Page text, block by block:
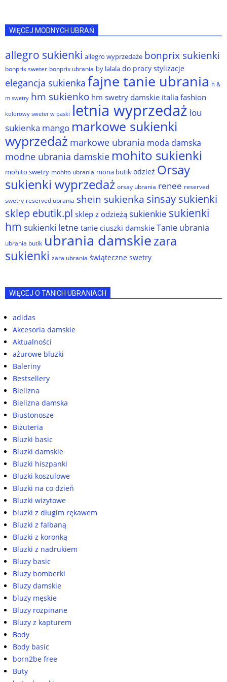
WIĘCEJ MODNYCH UBRAŃ
allegro sukienki allegro wyprzedaże bonprix sukienki
bonprix sweter bonprix ubrania by lalala do pracy stylizacje
elegancja sukienka fajne tanie ubrania h &
m swetry hm sukienko hm swetry damskie italia fashion
kolorowy sweter w paski letnia wyprzedaż lou
sukienka mango markowe sukienki
wyprzedaż markowe ubrania moda damska
modne ubrania damskie mohito sukienki
mohito swetry mohito ubrania mona butik odzież Orsay
sukienki wyprzedaż orsay ubrania renee reserved
swetry reserved ubrania shein sukienka sinsay sukienki
sklep ebutik.pl sklep z odzieżą sukienkie sukienki
hm sukienki letne tanie ciuszki damskie Tanie ubrania
ubrania butik ubrania damskiezara
sukienki zara ubrania świąteczne swetry
WIĘCEJ O TANICH UBRANIACH
adidas
Akcesoria damskie
Aktualności
ażurowe bluzki
Baleriny
Bestsellery
Bielizna
Bielizna damska
Biustonosze
Biżuteria
Bluzki basic
Bluzki damskie
Bluzki hiszpanki
Bluzki koszulowe
Bluzki na co dzień
Bluzki wizytowe
bluzki z długim rękawem
Bluzki z falbaną
Bluzki z koronką
Bluzki z nadrukiem
Bluzy basic
Bluzy bomberki
Bluzy damskie
bluzy męskie
Bluzy rozpinane
Bluzy z kapturem
Body
Body basic
born2be free
Buty